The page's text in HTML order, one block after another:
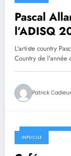
Pascal
l’ADISQ
Album
L'artiste country
Country de l'année
Patrick
30 septembre 2019
INFO CILE